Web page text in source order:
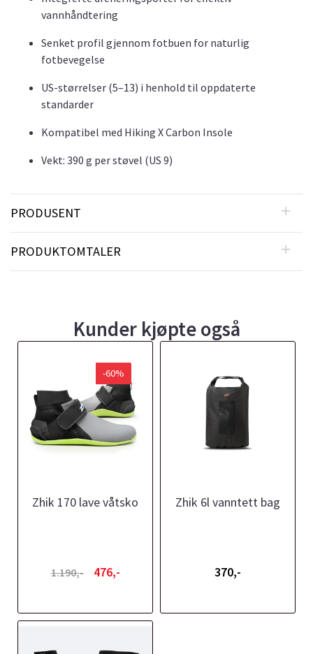
vannhåndtering
Senket profil gjennom fotbuen for naturlig
fotbevegelse
US-størrelser (5–13) i henhold til oppdaterte
standarder
Kompatibel med Hiking X Carbon Insole
Vekt: 390 g per støvel (US 9)
PRODUSENT
PRODUKTOMTALER
Kunder kjøpte også
-60%
Zhik 170 lave våtsko
1.190,- 476,-
Zhik 6l vanntett bag
370,-